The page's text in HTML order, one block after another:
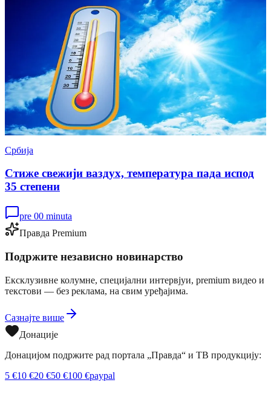
Србија
Стиже свежији ваздух, температура пада испод
35 степени
pre 00 minuta
Правда Premium
Подржите независно новинарство
Ексклузивне колумне, специјални интервјуи, premium видео и
текстови — без реклама, на свим уређајима.
Сазнајте више
Донације
Донацијом подржите рад портала „Правда“ и ТВ продукцију:
5 €10 €20 €50 €100 €paypal